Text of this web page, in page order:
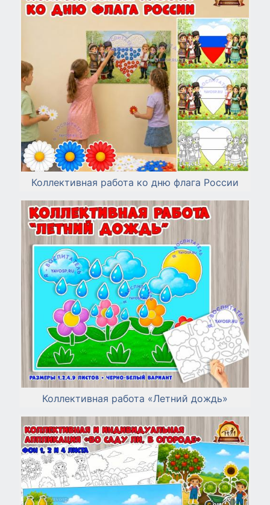
Коллективная работа ко дню флага России
Коллективная работа «Летний дождь»